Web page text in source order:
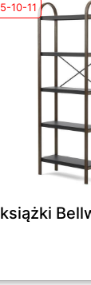
10-11
książki